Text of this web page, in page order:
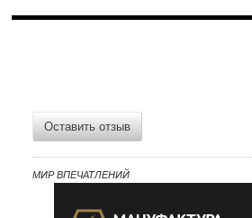
Оставить отзыв
МИР ВПЕЧАТЛЕНИЙ